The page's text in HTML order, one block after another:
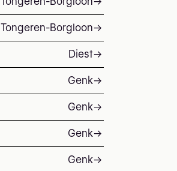
Tongeren-Borgloon→
Diest→
Genk→
Genk→
Genk→
Genk→